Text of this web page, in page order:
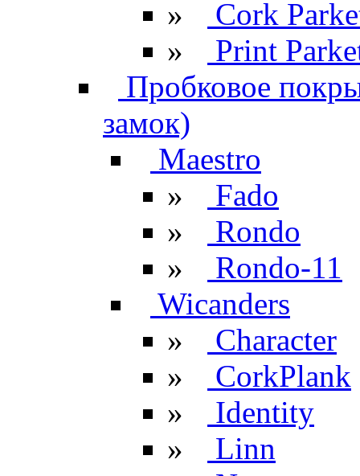
»
Cork
»
Print
Пробковое
замок)
Maestro
»
Fado
»
Rondo
»
Rondo-11
Wicanders
»
Character
»
CorkPlank
»
Identity
»
Linn